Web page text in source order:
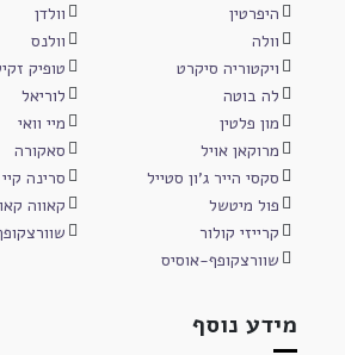
היפרטין
וולדן
וולה
וולנס
ויקטוריה סיקרט
טופיק
לה בוטה
לוריאל
מון פלטין
מיי וואי
מרוקאן אויל
סאקורה
סקסי הייר ג'ון סטייל
סרינה קיי
פול מיטשל
קאווה
קרייזי קולור
שוורצקופף-אוסיס
מידע נוסף